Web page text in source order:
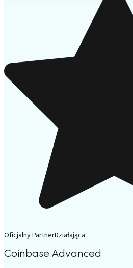
Oficjalny PartnerDziałająca
Coinbase Advanced